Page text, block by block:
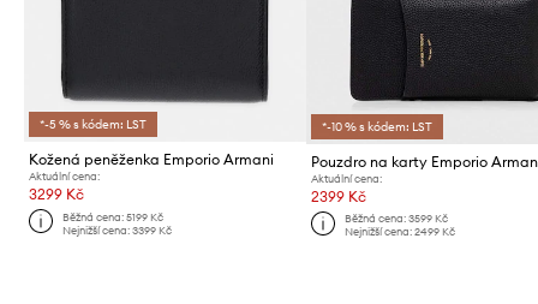
*-5 % s kódem: LST
Kožená peněženka Emporio Armani
Aktuální cena:
3299 Kč
Běžná cena:5199 Kč
Nejnižší cena:3399 Kč
*-10 % s kódem: LST
Pouzdro na karty Emporio
Aktuální cena:
2399 Kč
Běžná cena: 3599 Kč
Nejnižší cena: 2499 Kč